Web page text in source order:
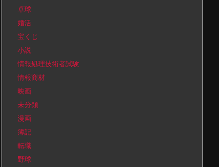
卓球
婚活
宝くじ
小説
情報処理技術者試験
情報商材
映画
未分類
漫画
簿記
転職
野球